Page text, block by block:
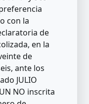
con la
de
en la
de
ante los
JULIO
NO inscrita